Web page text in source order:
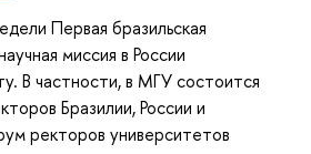
Первая бразильская
миссия в России
В частности, в МГУ состоится
Бразилии, России и
ректоров университетов